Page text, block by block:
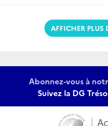
AFFICHER PLUS
Abonnez-vous à
Suivez la DG